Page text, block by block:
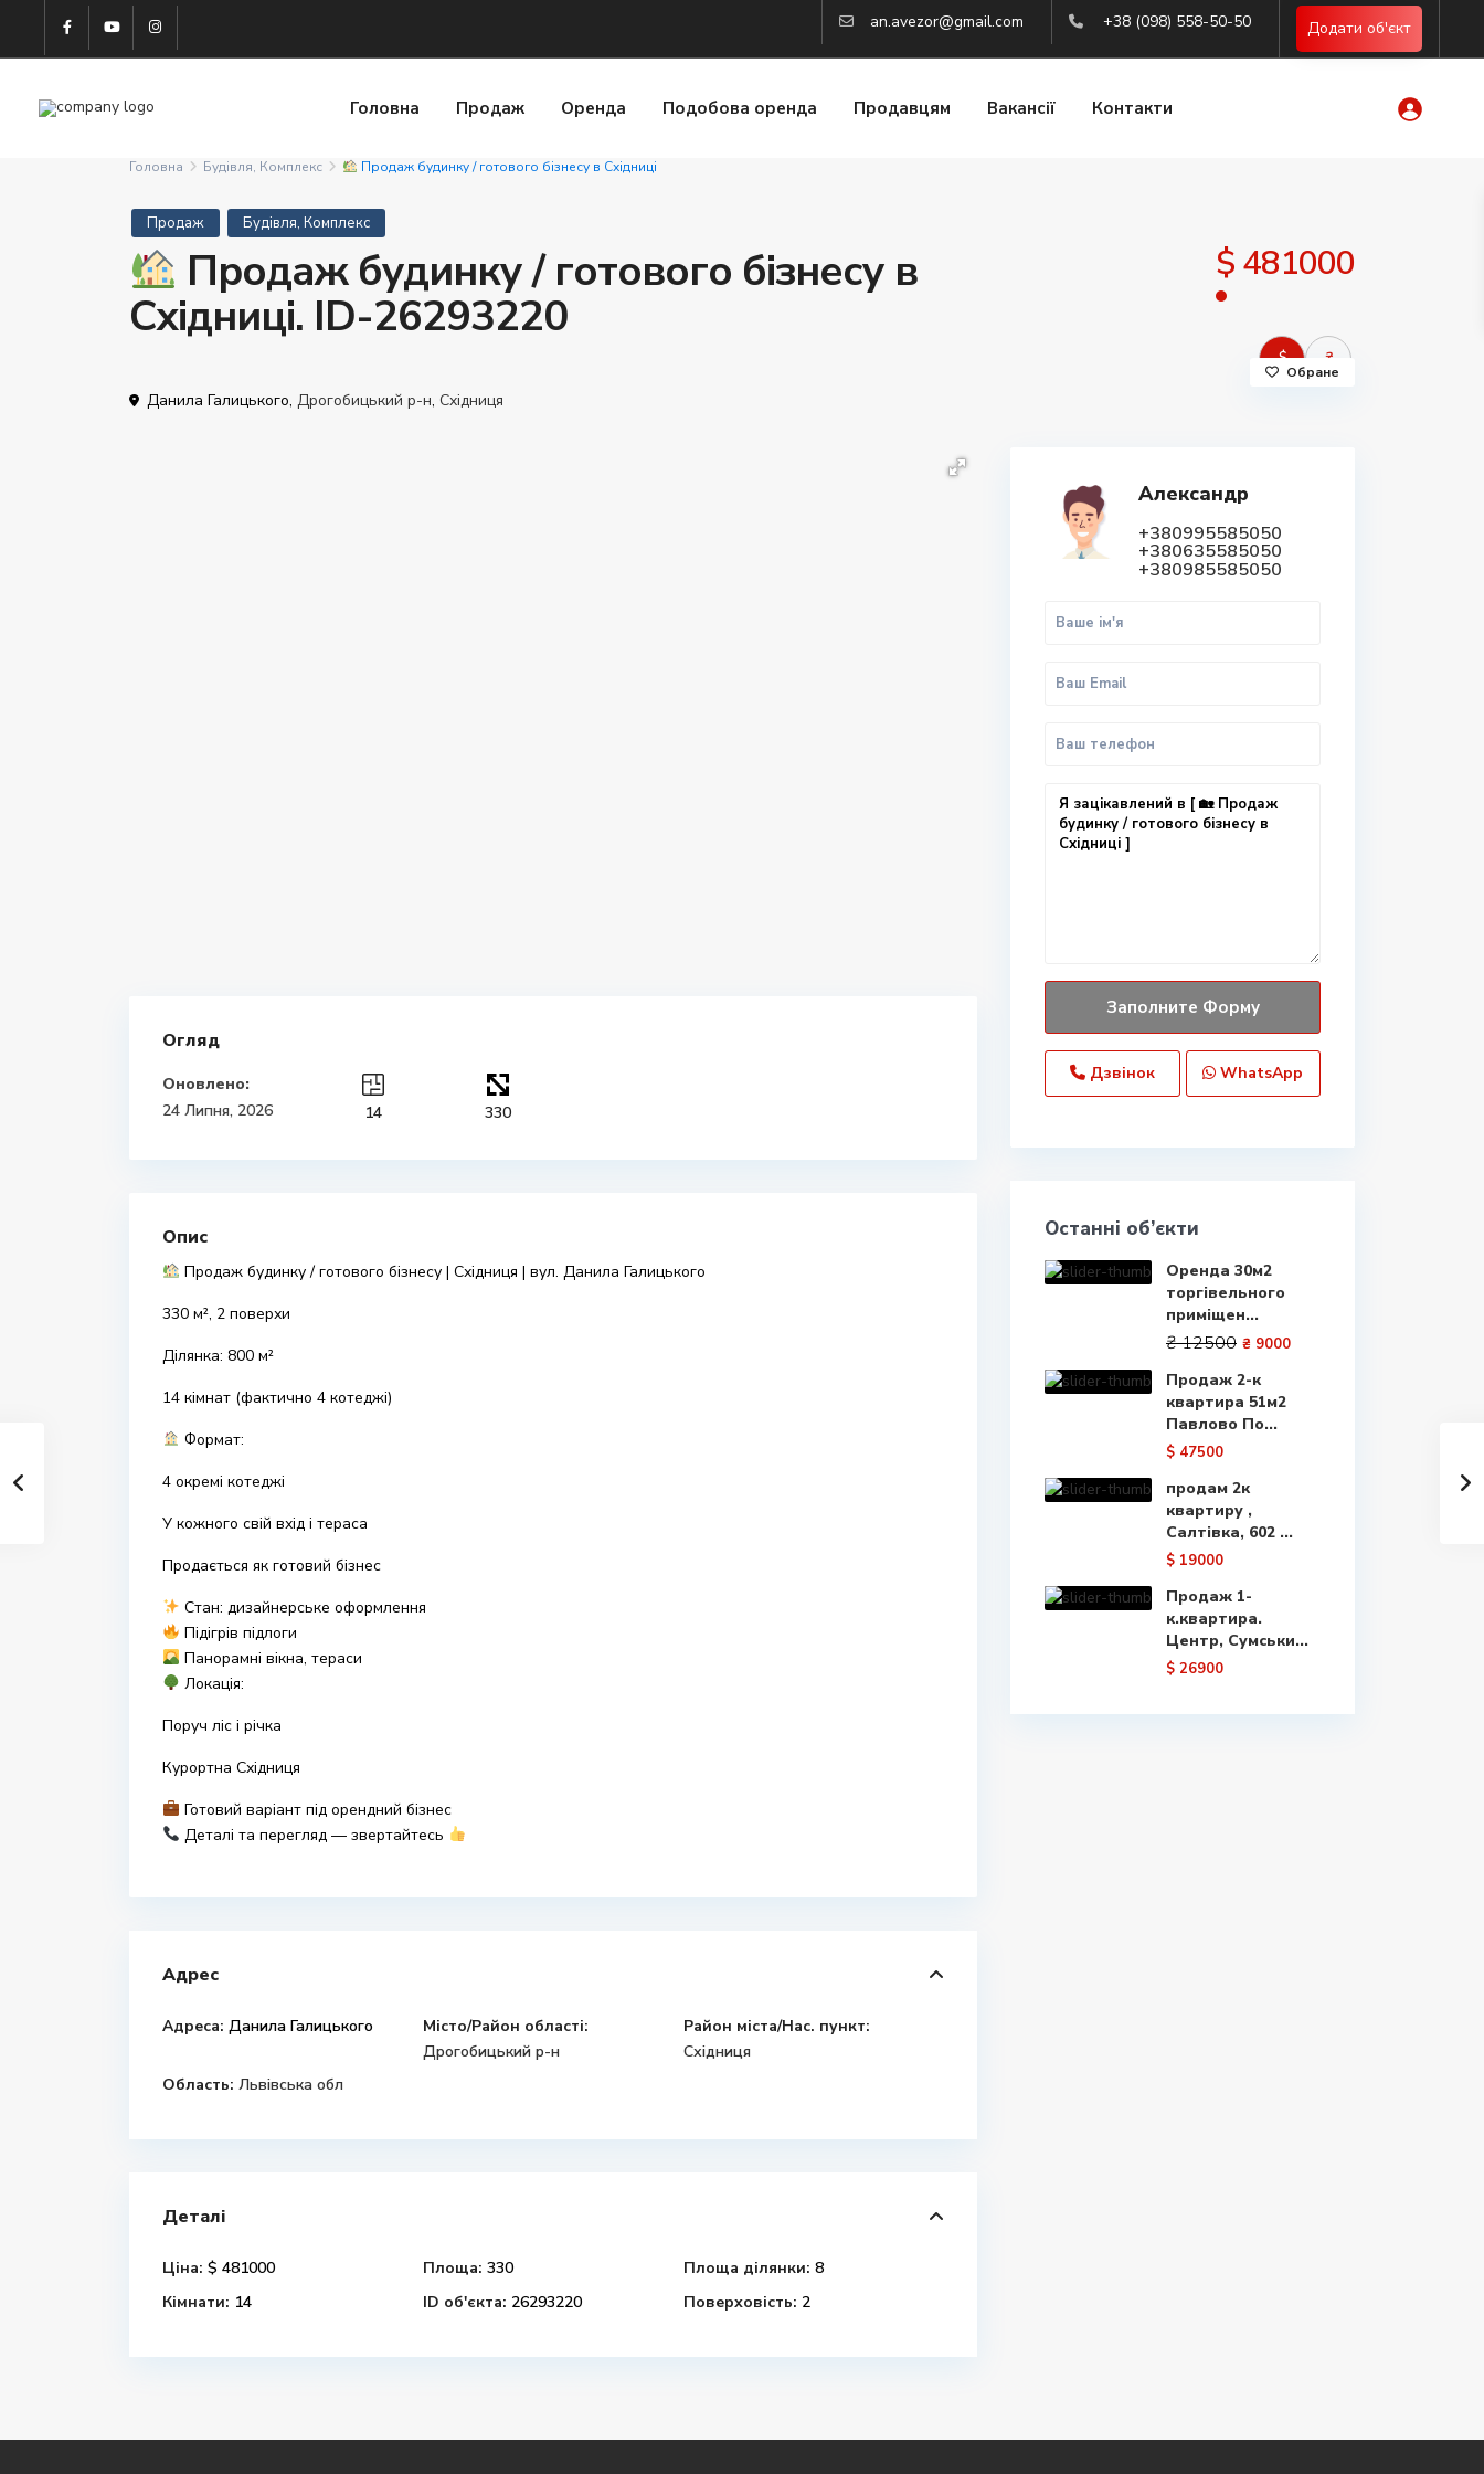
an.avezor@gmail.com +38 (098) 558-50-50 Додати об'єкт
Головна Продаж Оренда Подобова оренда Продавцям Вакансії Контакти
Головна Будівля, Комплекс Продаж будинку / готового бізнесу в Східниці
Продаж Будівля, Комплекс
Продаж будинку / готового бізнесу в
Східниці. ID-26293220
$ 481000
$ ₴
Данила Галицького, Дрогобицький р-н, Східниця
Обране
Огляд
Оновлено:
24 Липня, 2026
14 330
Опис
Продаж будинку / готового бізнесу | Східниця | вул. Данила Галицького
330 м², 2 поверхи
Ділянка: 800 м²
14 кімнат (фактично 4 котеджі)
Формат:
4 окремі котеджі
У кожного свій вхід і тераса
Продається як готовий бізнес
Стан: дизайнерське оформлення
Підігрів підлоги
Панорамні вікна, тераси
Локація:
Поруч ліс і річка
Курортна Східниця
Готовий варіант під орендний бізнес
Деталі та перегляд — звертайтесь
Адрес
Адреса: Данила Галицького
Місто/Район області:
Дрогобицький р-н
Район міста/Нас. пункт:
Східниця
Область: Львівська обл
Деталі
Ціна: $ 481000 Площа: 330 Площа ділянки: 8
Кімнати: 14 ID об'єкта: 26293220 Поверховість: 2
Александр
+380995585050
+380635585050
+380985585050
Дзвінок WhatsApp
Останні об’єкти
Оренда 30м2
торгівельного
приміщен...
₴ 12500 ₴ 9000
Продаж 2-к
квартира 51м2
Павлово По...
$ 47500
продам 2к
квартиру ,
Салтівка, 602 ...
$ 19000
Продаж 1-
к.квартира.
Центр, Сумськи...
$ 26900